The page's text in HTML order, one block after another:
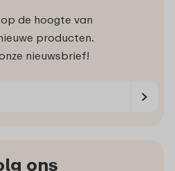
de hoogte van
producten.
nieuwsbrief!
ons